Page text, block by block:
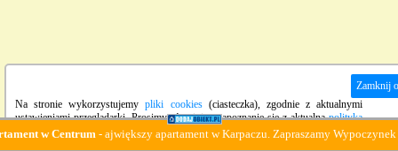
Zamknij
Na stronie wykorzystujemypliki cookies(ciasteczka), zgodnie z aktualnymi
ustawieniami przeglądarki. Prosimy również o zapoznanie się z aktualnąpolityką
prywatnościstrony.
w Centrum- ajwiększy apartament w Karpaczu. Zapraszamy Wypoczynek :-)